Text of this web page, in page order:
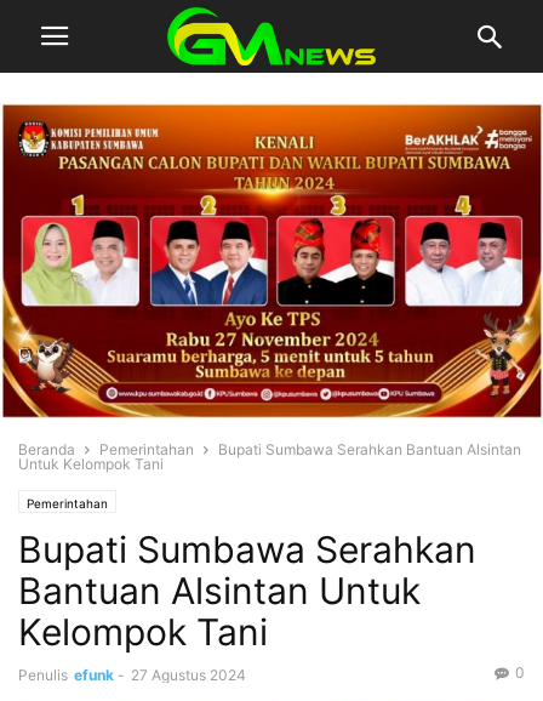
Beranda Pemerintahan
Bupati Sumbawa Serahkan Bantuan Alsintan
Untuk Kelompok Tani
Pemerintahan
Bupati Sumbawa Serahkan
Bantuan Alsintan Untuk
Kelompok Tani
Penulis efunk - 27 Agustus 2024 0